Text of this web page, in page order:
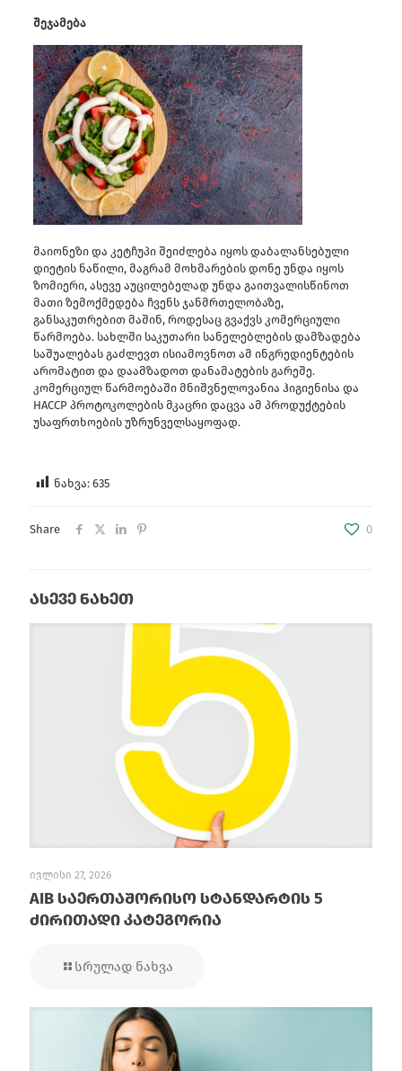
შეჯამება
მაიონეზი და კეტჩუპი შეიძლება იყოს დაბალანსებული
დიეტის ნაწილი, მაგრამ მოხმარების დონე უნდა იყოს
ზომიერი, ასევე აუცილებელად უნდა გაითვალისწინოთ
მათი ზემოქმედება ჩვენს ჯანმრთელობაზე,
განსაკუთრებით მაშინ, როდესაც გვაქვს კომერციული
წარმოება. სახლში საკუთარი სანელებლების დამზადება
საშუალებას გაძლევთ ისიამოვნოთ ამ ინგრედიენტების
არომატით და დაამზადოთ დანამატების გარეშე.
კომერციულ წარმოებაში მნიშვნელოვანია ჰიგიენისა და
HACCP პროტოკოლების მკაცრი დაცვა ამ პროდუქტების
უსაფრთხოების უზრუნველსაყოფად.
ნახვა: 635
Share 0
ასევე ნახეთ
ივლისი 27, 2026
AIB საერთაშორისო სტანდარტის 5
ძირითადი კატეგორია
სრულად ნახვა